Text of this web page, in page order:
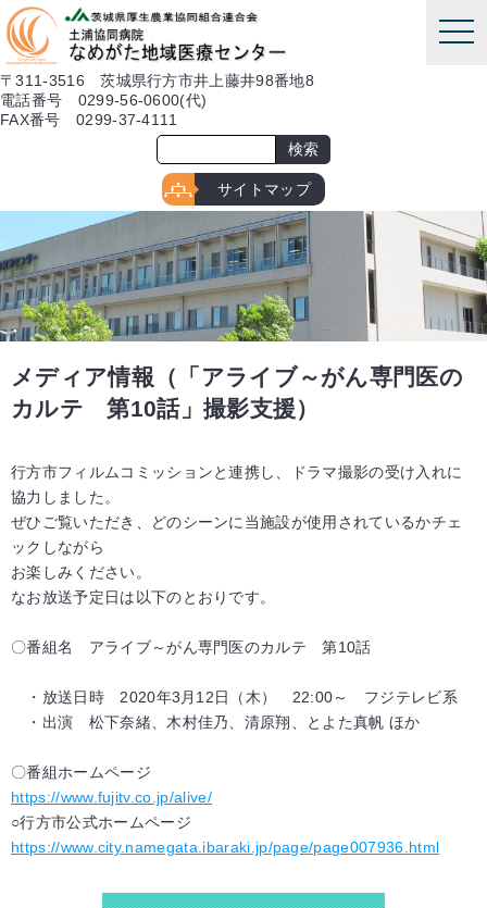
本文へ
〒311-3516 茨城県行方市井上藤井98番地8
電話番号 0299-56-0600(代)
FAX番号 0299-37-4111
サイトマップ
メディア情報（「アライブ～がん専門医の
カルテ 第10話」撮影支援）
行方市フィルムコミッションと連携し、ドラマ撮影の受け入れに
協力しました。
ぜひご覧いただき、どのシーンに当施設が使用されているかチェ
ックしながら
お楽しみください。
なお放送予定日は以下のとおりです。
〇番組名 アライブ～がん専門医のカルテ 第10話
・放送日時 2020年3月12日（木） 22:00～ フジテレビ系
・出演 松下奈緒、木村佳乃、清原翔、とよた真帆 ほか
〇番組ホームページ
https://www.fujitv.co.jp/alive/
○行方市公式ホームページ
https://www.city.namegata.ibaraki.jp/page/page007936.html